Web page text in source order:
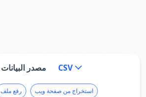
مصدر البيانات CSV
رفع ملف استخراج من صفحة ويب